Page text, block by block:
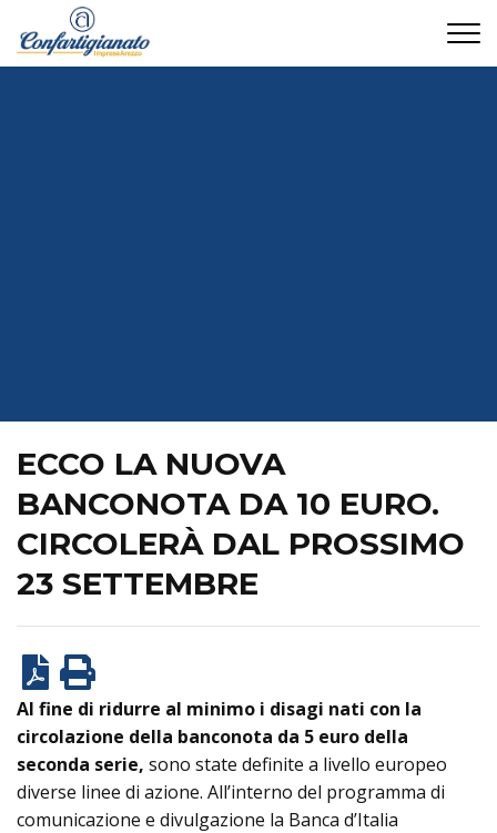
ECCO LA NUOVA
BANCONOTA DA 10 EURO.
CIRCOLERÀ DAL PROSSIMO
23 SETTEMBRE
Al fine di ridurre al minimo i disagi nati con la
circolazione della banconota da 5 euro della
seconda serie, sono state definite a livello europeo
diverse linee di azione. All’interno del programma di
comunicazione e divulgazione la Banca d’Italia